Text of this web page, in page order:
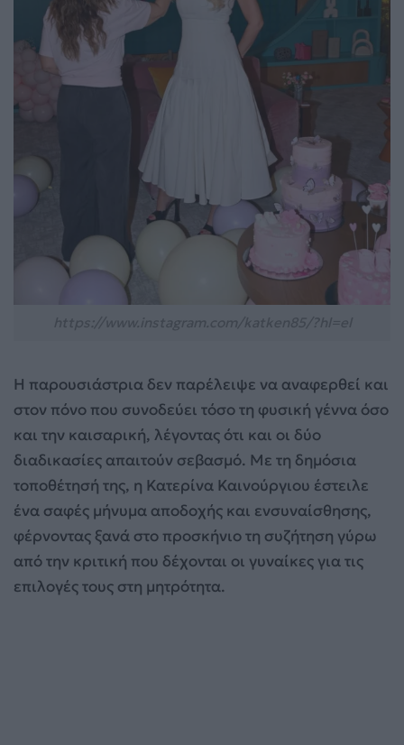
Η παρουσιάστρια δεν παρέλειψε να αναφερθεί και
στον πόνο που συνοδεύει τόσο τη φυσική γέννα όσο
και την καισαρική, λέγοντας ότι και οι δύο
διαδικασίες απαιτούν σεβασμό. Με τη δημόσια
τοποθέτησή της, η Κατερίνα Καινούργιου έστειλε
ένα σαφές μήνυμα αποδοχής και ενσυναίσθησης,
φέρνοντας ξανά στο προσκήνιο τη συζήτηση γύρω
από την κριτική που δέχονται οι γυναίκες για τις
επιλογές τους στη μητρότητα.